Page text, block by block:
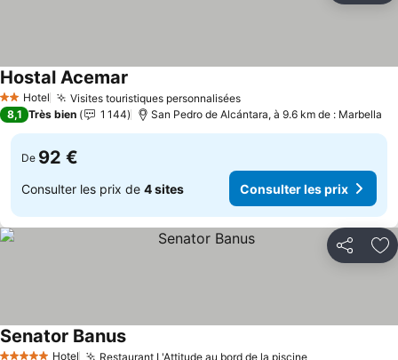
2 Étoiles
Hotel Visites touristiques personnaliséesConsulter les prix
Hostal Acemar
8,1 Très bien 1 144 San Pedro de Alcántara, à 9.6 km de : Marbella
De 92 €
Consulter les prix de 4 sites Consulter les prix
Partager
Hotel Restaurant L'Attitude au bord de la piscine
Senator BanusConsulter les prix